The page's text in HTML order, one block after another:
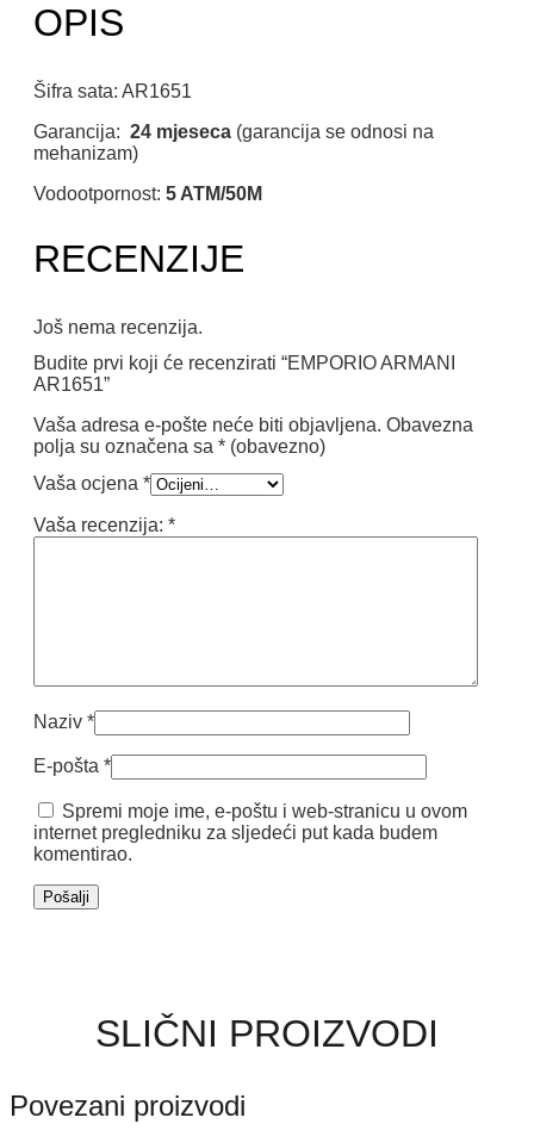
OPIS
Šifra sata: AR1651
Garancija: 24 mjeseca (garancija se odnosi na
mehanizam)
Vodootpornost: 5 ATM/50M
RECENZIJE
Još nema recenzija.
Budite prvi koji će recenzirati “EMPORIO ARMANI
AR1651”
Vaša adresa e-pošte neće biti objavljena. Obavezna
polja su označena sa * (obavezno)
Vaša ocjena *
Vaša recenzija: *
Naziv *
E-pošta *
Spremi moje ime, e-poštu i web-stranicu u ovom
internet pregledniku za sljedeći put kada budem
komentirao.
SLIČNI PROIZVODI
Povezani proizvodi